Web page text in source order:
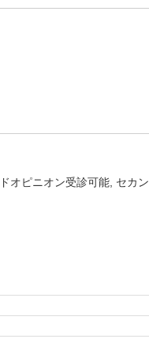
オピニオン受診可能 セカン